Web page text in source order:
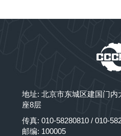
地址: 北京市东城区建国门
座8层
传真: 010-58280810 / 010-
邮编: 100005